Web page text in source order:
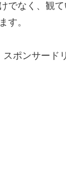
でなく、観
す。
スポンサード